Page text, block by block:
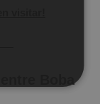
visitar!
Boba